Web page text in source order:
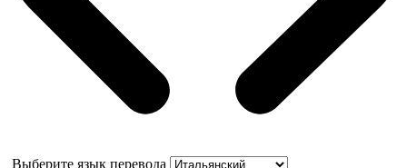
Выберите язык перевода